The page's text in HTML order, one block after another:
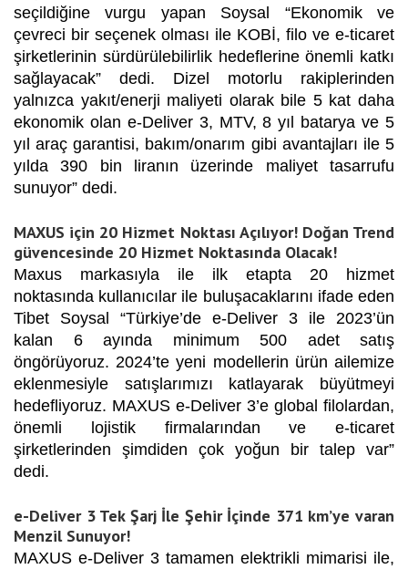
seçildiğine vurgu yapan Soysal “Ekonomik ve
çevreci bir seçenek olması ile KOBİ, filo ve e-ticaret
şirketlerinin sürdürülebilirlik hedeflerine önemli katkı
sağlayacak” dedi. Dizel motorlu rakiplerinden
yalnızca yakıt/enerji maliyeti olarak bile 5 kat daha
ekonomik olan e-Deliver 3, MTV, 8 yıl batarya ve 5
yıl araç garantisi, bakım/onarım gibi avantajları ile 5
yılda 390 bin liranın üzerinde maliyet tasarrufu
sunuyor” dedi.
MAXUS için 20 Hizmet Noktası Açılıyor! Doğan Trend
güvencesinde 20 Hizmet Noktasında Olacak!
Maxus markasıyla ile ilk etapta 20 hizmet
noktasında kullanıcılar ile buluşacaklarını ifade eden
Tibet Soysal “Türkiye’de e-Deliver 3 ile 2023’ün
kalan 6 ayında minimum 500 adet satış
öngörüyoruz. 2024’te yeni modellerin ürün ailemize
eklenmesiyle satışlarımızı katlayarak büyütmeyi
hedefliyoruz. MAXUS e-Deliver 3’e global filolardan,
önemli lojistik firmalarından ve e-ticaret
şirketlerinden şimdiden çok yoğun bir talep var”
dedi.
e-Deliver 3 Tek Şarj İle Şehir İçinde 371 km’ye varan
Menzil Sunuyor!
MAXUS e-Deliver 3 tamamen elektrikli mimarisi ile,